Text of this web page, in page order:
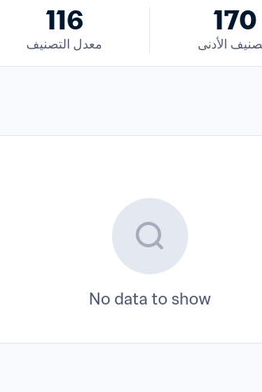
170
الأدنى
116
معدل التصنيف
No data to show